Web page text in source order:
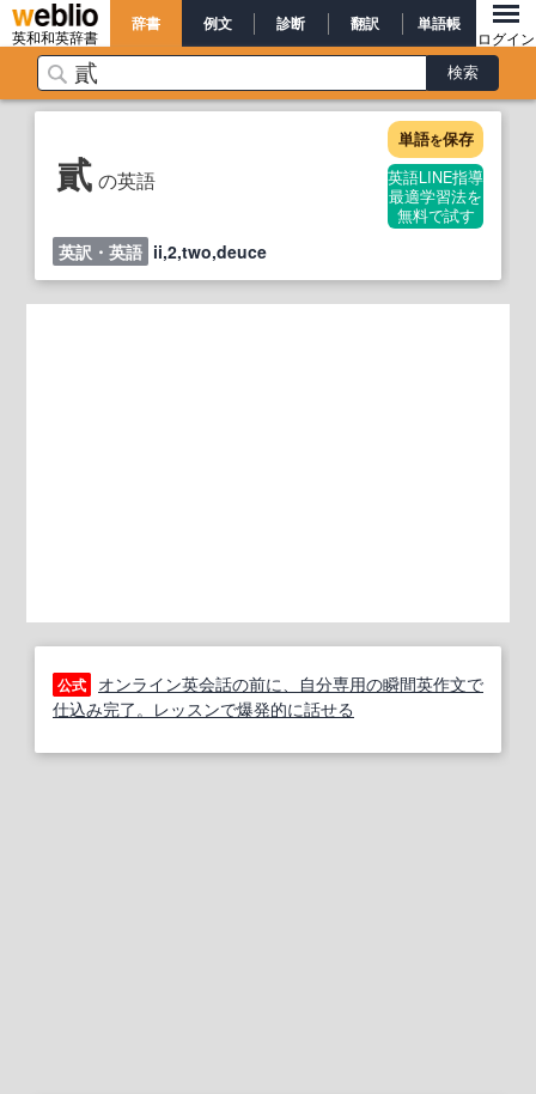
英和和英辞書
辞書 例文 診断 翻訳 単語帳
ログイン
貳 の英語
単語を保存
英語LINE指導
最適学習法を
無料で試す
英訳・英語 ii,2,two,deuce
公式
オンライン英会話の前に、自分専用の瞬間英作文で
仕込み完了。レッスンで爆発的に話せる